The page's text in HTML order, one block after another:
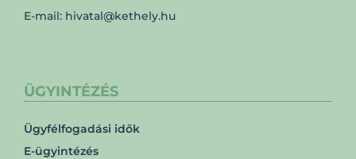
E-mail: hivatal@kethely.hu
ÜGYINTÉZÉS
Ügyfélfogadási idők
E-ügyintézés